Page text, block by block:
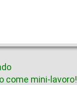
o come mini-lavoro!